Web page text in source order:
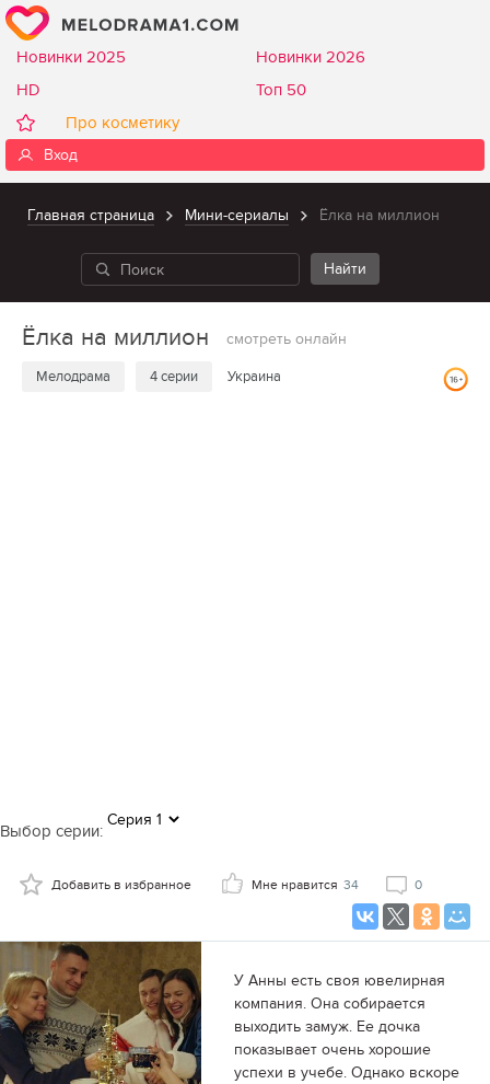
Новинки 2025
Новинки 2026
HD
Топ 50
Про косметику
Вход
Главная страница Мини-сериалы Ёлка на миллион
Ёлка на миллион смотреть онлайн
Мелодрама 4 серии Украина
Выбор серии:
Добавить в избранное Мне нравится 34 0
У Анны есть своя ювелирная
компания. Она собирается
выходить замуж. Ее дочка
показывает очень хорошие
успехи в учебе. Однако вскоре